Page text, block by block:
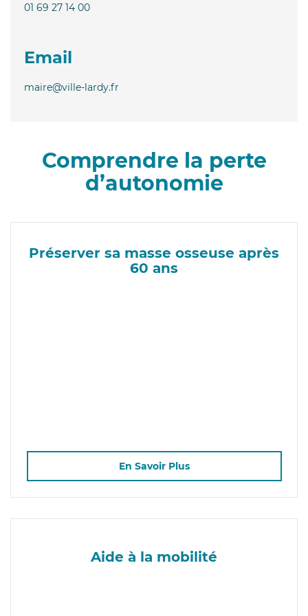
01 69 27 14 00
Email
maire@ville-lardy.fr
Comprendre la perte
d’autonomie
Préserver sa masse osseuse après
60 ans
En Savoir Plus
Aide à la mobilité